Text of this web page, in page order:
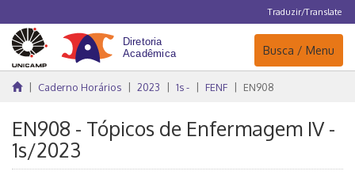
Traduzir/Translate
Navegação
Busca / Menu
Caderno Horários 2023 1s - FENF EN908
EN908 - Tópicos de Enfermagem IV -
1s/2023